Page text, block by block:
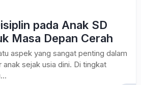
pada Anak SD
Masa Depan Cerah
aspek yang sangat penting dalam
sejak usia dini. Di tingkat